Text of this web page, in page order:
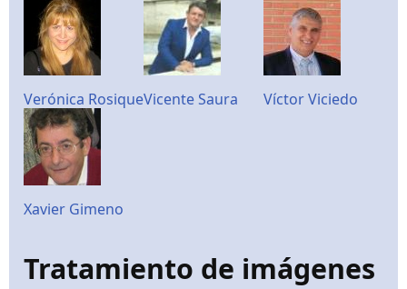
Verónica RosiqueVicente Saura Víctor Viciedo
Xavier Gimeno
Tratamiento de imágenes